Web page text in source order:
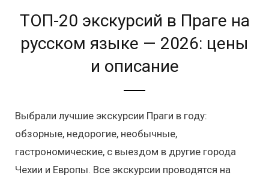
ТОП-20 экскурсий в Праге на
русском языке — 2026: цены
и описание
Выбрали лучшие экскурсии Праги в году:
обзорные, недорогие, необычные,
гастрономические, с выездом в другие города
Чехии и Европы. Все экскурсии проводятся на